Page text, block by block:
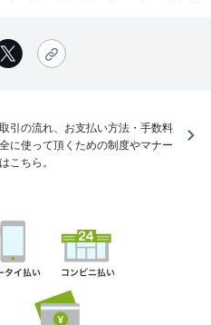
引の流れ、お支払い方法・手数料
に使って頂くための制度やマナー
こちら。